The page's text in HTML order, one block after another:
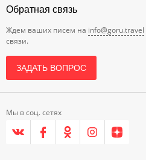
Обратная связь
Ждем ваших писем на info@goru.travel
связи.
ЗАДАТЬ ВОПРОС
Мы в соц. сетях